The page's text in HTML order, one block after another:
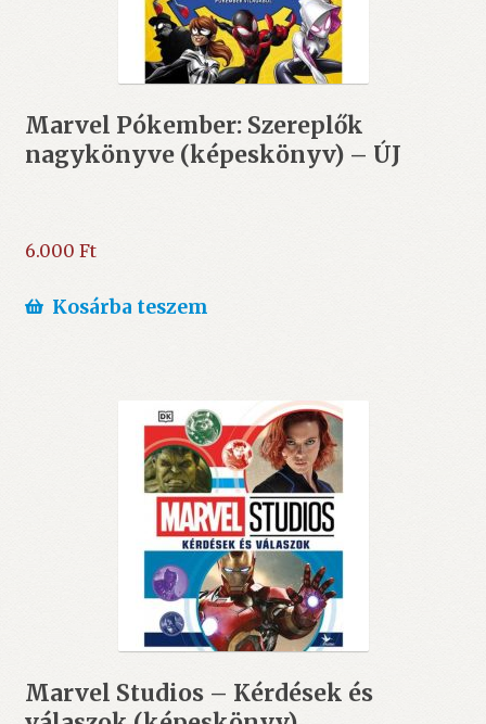
Marvel Pókember: Szereplők
nagykönyve (képeskönyv) – ÚJ
6.000 Ft
Kosárba teszem
Marvel Studios – Kérdések és